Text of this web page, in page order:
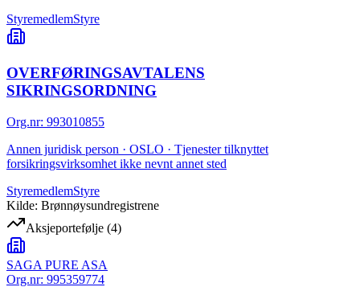
StyremedlemStyre
OVERFØRINGSAVTALENS
SIKRINGSORDNING
Org.nr: 993010855
Annen juridisk person · OSLO · Tjenester tilknyttet
forsikringsvirksomhet ikke nevnt annet sted
StyremedlemStyre
Kilde: Brønnøysundregistrene
Aksjeportefølje (4)
SAGA PURE ASA
Org.nr: 995359774